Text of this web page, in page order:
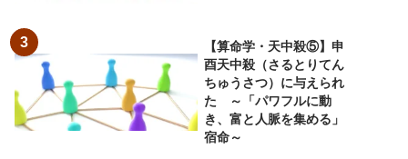
【算命学・天中殺⑤】申
酉天中殺（さるとりてん
ちゅうさつ）に与えられ
た ～「パワフルに動
き、富と人脈を集める」
宿命～